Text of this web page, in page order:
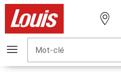
Mot-clé